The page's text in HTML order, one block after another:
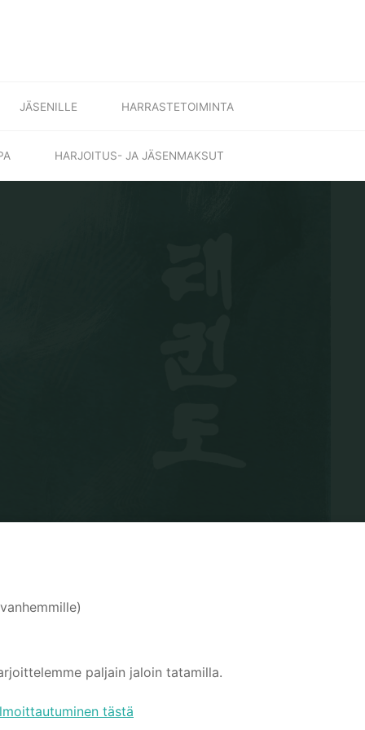
JÄSENILLE HARRASTETOIMINTA
HARJOITUS- JA JÄSENMAKSUT
paljain jaloin tatamilla.
tästä